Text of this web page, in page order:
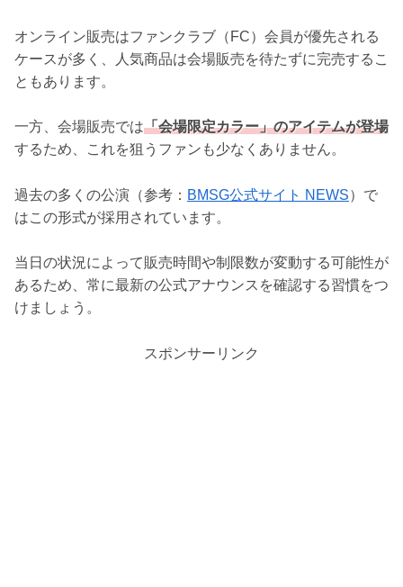
オンライン販売はファンクラブ（FC）会員が優先される
ケースが多く、人気商品は会場販売を待たずに完売するこ
ともあります。
一方、会場販売では「会場限定カラー」のアイテムが登場
するため、これを狙うファンも少なくありません。
過去の多くの公演（参考： BMSG公式サイト NEWS）で
はこの形式が採用されています。
当日の状況によって販売時間や制限数が変動する可能性が
あるため、常に最新の公式アナウンスを確認する習慣をつ
けましょう。
スポンサーリンク